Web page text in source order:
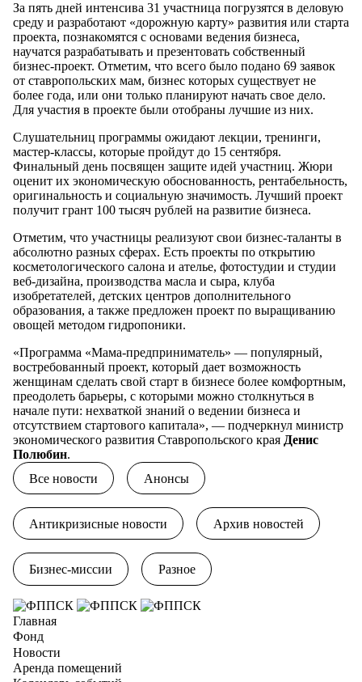
За пять дней интенсива 31 участница погрузятся в деловую
среду и разработают «дорожную карту» развития или старта
проекта, познакомятся с основами ведения бизнеса,
научатся разрабатывать и презентовать собственный
бизнес-проект. Отметим, что всего было подано 69 заявок
от ставропольских мам, бизнес которых существует не
более года, или они только планируют начать свое дело.
Для участия в проекте были отобраны лучшие из них.
Слушательниц программы ожидают лекции, тренинги,
мастер-классы, которые пройдут до 15 сентября.
Финальный день посвящен защите идей участниц. Жюри
оценит их экономическую обоснованность, рентабельность,
оригинальность и социальную значимость. Лучший проект
получит грант 100 тысяч рублей на развитие бизнеса.
Отметим, что участницы реализуют свои бизнес-таланты в
абсолютно разных сферах. Есть проекты по открытию
косметологического салона и ателье, фотостудии и студии
веб-дизайна, производства масла и сыра, клуба
изобретателей, детских центров дополнительного
образования, а также предложен проект по выращиванию
овощей методом гидропоники.
«Программа «Мама-предприниматель» — популярный,
востребованный проект, который дает возможность
женщинам сделать свой старт в бизнесе более комфортным,
преодолеть барьеры, с которыми можно столкнуться в
начале пути: нехваткой знаний о ведении бизнеса и
отсутствием стартового капитала», — подчеркнул министр
экономического развития Ставропольского края Денис
Полюбин.
Все новости
Анонсы
Антикризисные новости Архив новостей
Бизнес-миссии Разное
Главная
Фонд
Новости
Аренда помещений